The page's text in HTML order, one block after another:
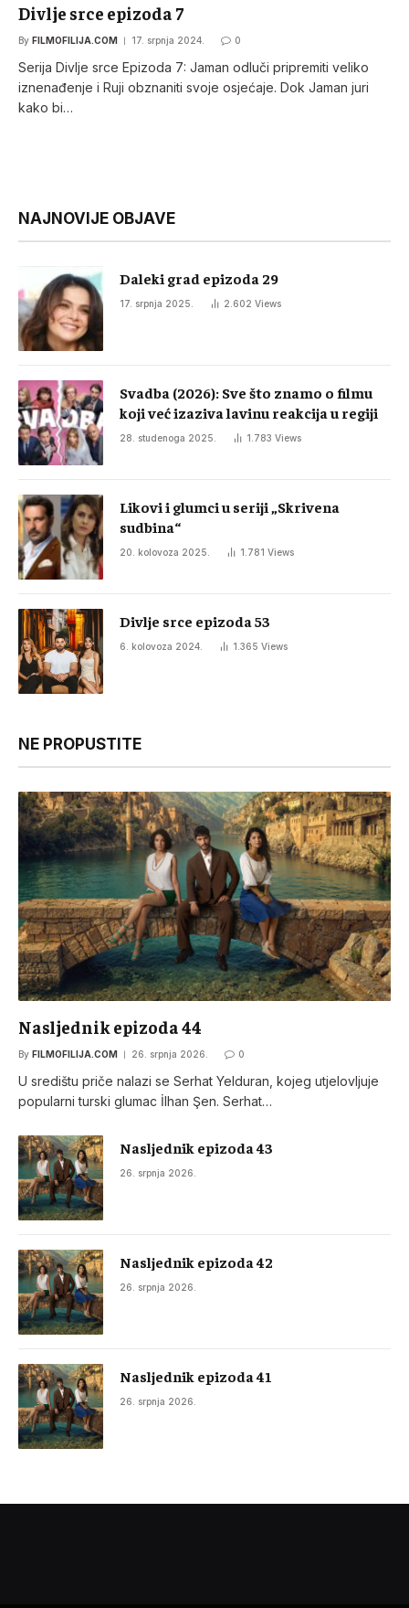
Divlje srce epizoda 7
By FILMOFILIJA.COM 17. srpnja 2024. 0
Serija Divlje srce Epizoda 7: Jaman odluči pripremiti veliko
iznenađenje i Ruji obznaniti svoje osjećaje. Dok Jaman juri
kako bi…
NAJNOVIJE OBJAVE
Daleki grad epizoda 29
17. srpnja 2025. 2.602 Views
Svadba (2026): Sve što znamo o filmu
koji već izaziva lavinu reakcija u regiji
28. studenoga 2025. 1.783 Views
Likovi i glumci u seriji „Skrivena
sudbina“
20. kolovoza 2025. 1.781 Views
Divlje srce epizoda 53
6. kolovoza 2024. 1.365 Views
NE PROPUSTITE
Nasljednik epizoda 44
By FILMOFILIJA.COM 26. srpnja 2026. 0
U središtu priče nalazi se Serhat Yelduran, kojeg utjelovljuje
popularni turski glumac İlhan Şen. Serhat…
Nasljednik epizoda 43
26. srpnja 2026.
Nasljednik epizoda 42
26. srpnja 2026.
Nasljednik epizoda 41
26. srpnja 2026.